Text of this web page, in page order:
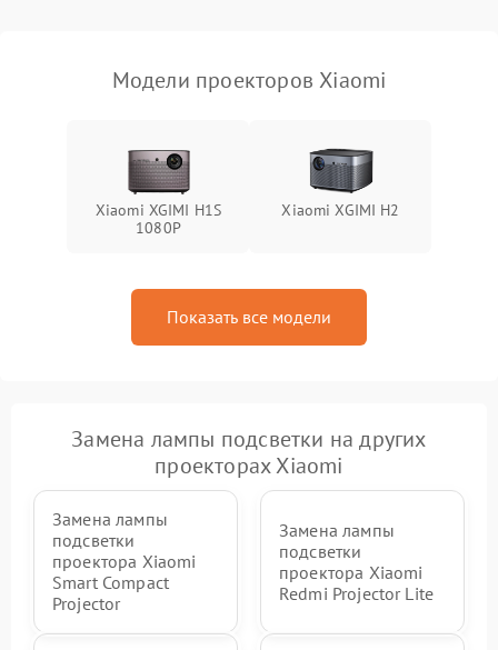
Модели проекторов Xiaomi
Xiaomi XGIMI H1S
1080P
Xiaomi XGIMI H2
Показать все модели
Замена лампы подсветки на других
проекторах Xiaomi
Замена лампы
подсветки
проектора Xiaomi
Smart Compact
Projector
Замена лампы
подсветки
проектора Xiaomi
Redmi Projector Lite